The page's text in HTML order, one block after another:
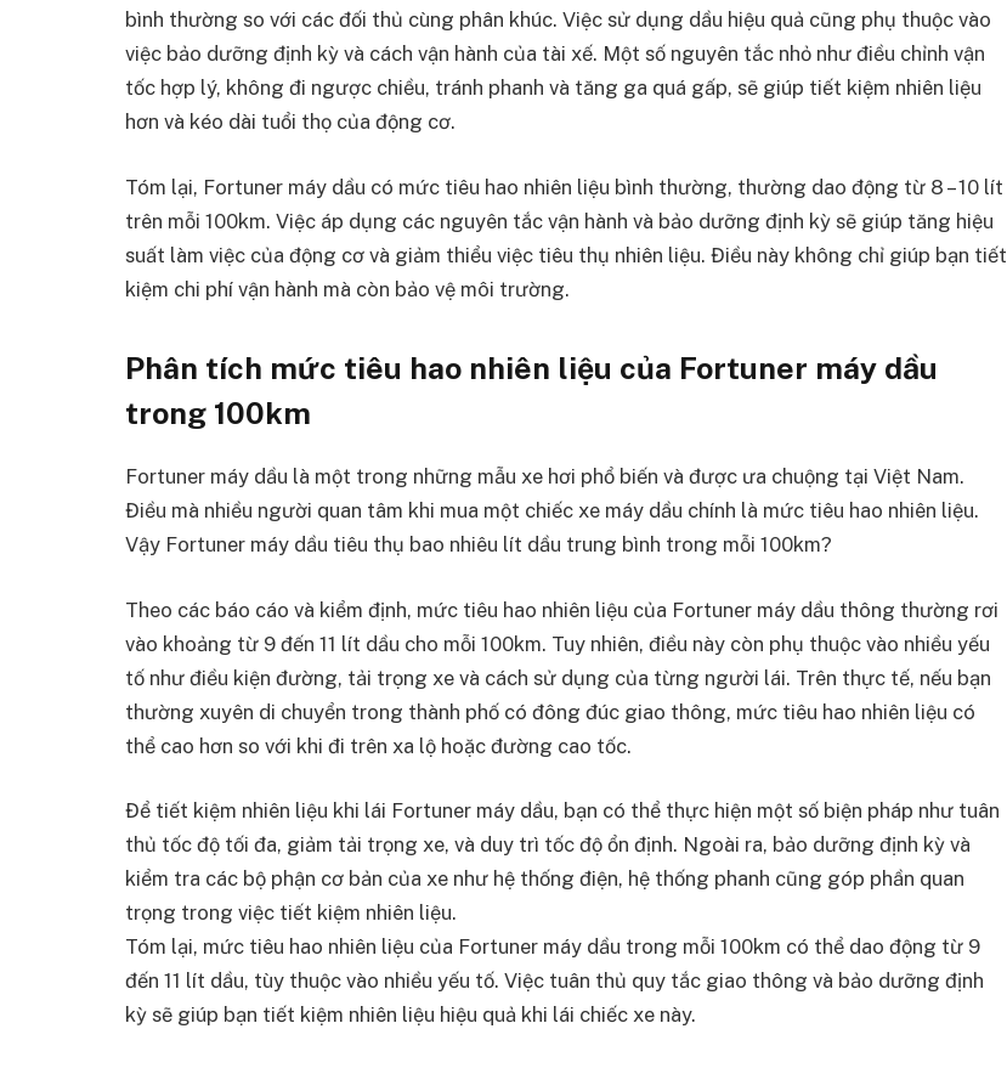
bình thường so với các đối thủ cùng phân khúc. Việc sử dụng dầu hiệu quả cũng phụ thuộc vào
việc bảo dưỡng định kỳ và cách vận hành của tài xế. Một số nguyên tắc nhỏ như điều chỉnh vận
tốc hợp lý, không đi ngược chiều, tránh phanh và tăng ga quá gấp, sẽ giúp tiết kiệm nhiên liệu
hơn và kéo dài tuổi thọ của động cơ.
Tóm lại, Fortuner máy dầu có mức tiêu hao nhiên liệu bình thường, thường dao động từ 8 – 10 lít
trên mỗi 100km. Việc áp dụng các nguyên tắc vận hành và bảo dưỡng định kỳ sẽ giúp tăng hiệu
suất làm việc của động cơ và giảm thiểu việc tiêu thụ nhiên liệu. Điều này không chỉ giúp bạn tiết
kiệm chi phí vận hành mà còn bảo vệ môi trường.
Phân tích mức tiêu hao nhiên liệu của Fortuner máy dầu
trong 100km
Fortuner máy dầu là một trong những mẫu xe hơi phổ biến và được ưa chuộng tại Việt Nam.
Điều mà nhiều người quan tâm khi mua một chiếc xe máy dầu chính là mức tiêu hao nhiên liệu.
Vậy Fortuner máy dầu tiêu thụ bao nhiêu lít dầu trung bình trong mỗi 100km?
Theo các báo cáo và kiểm định, mức tiêu hao nhiên liệu của Fortuner máy dầu thông thường rơi
vào khoảng từ 9 đến 11 lít dầu cho mỗi 100km. Tuy nhiên, điều này còn phụ thuộc vào nhiều yếu
tố như điều kiện đường, tải trọng xe và cách sử dụng của từng người lái. Trên thực tế, nếu bạn
thường xuyên di chuyển trong thành phố có đông đúc giao thông, mức tiêu hao nhiên liệu có
thể cao hơn so với khi đi trên xa lộ hoặc đường cao tốc.
Để tiết kiệm nhiên liệu khi lái Fortuner máy dầu, bạn có thể thực hiện một số biện pháp như tuân
thủ tốc độ tối đa, giảm tải trọng xe, và duy trì tốc độ ổn định. Ngoài ra, bảo dưỡng định kỳ và
kiểm tra các bộ phận cơ bản của xe như hệ thống điện, hệ thống phanh cũng góp phần quan
trọng trong việc tiết kiệm nhiên liệu.
Tóm lại, mức tiêu hao nhiên liệu của Fortuner máy dầu trong mỗi 100km có thể dao động từ 9
đến 11 lít dầu, tùy thuộc vào nhiều yếu tố. Việc tuân thủ quy tắc giao thông và bảo dưỡng định
kỳ sẽ giúp bạn tiết kiệm nhiên liệu hiệu quả khi lái chiếc xe này.